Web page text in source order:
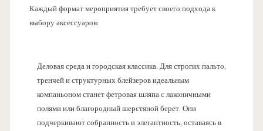
Каждый формат мероприятия требует своего подхода к
выбору аксессуаров:
Деловая среда и городская классика. Для строгих пальто,
тренчей и структурных блейзеров идеальным
компаньоном станет фетровая шляпа с лаконичными
полями или благородный шерстяной берет. Они
подчеркивают собранность и элегантность, оставаясь в